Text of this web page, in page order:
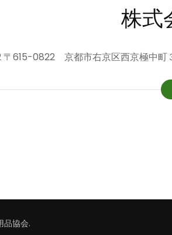
株式
615-0822 京都市右京区西京極中町
品協会.